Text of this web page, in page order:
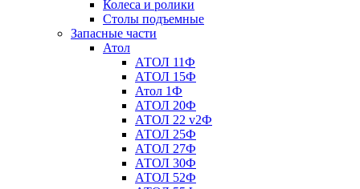
Колеса и ролики
Столы подъемные
Запасные части
Атол
АТОЛ 11Ф
АТОЛ 15Ф
Атол 1Ф
АТОЛ 20Ф
АТОЛ 22 v2Ф
АТОЛ 25Ф
АТОЛ 27Ф
АТОЛ 30Ф
АТОЛ 52Ф